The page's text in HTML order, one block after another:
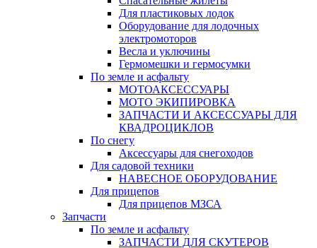
Для пластиковых лодок
Оборудование для лодочных
электромоторов
Весла и уключины
Гермомешки и гермосумки
По земле и асфальту
МОТОАКСЕССУАРЫ
МОТО ЭКИПИРОВКА
ЗАПЧАСТИ И АКСЕССУАРЫ ДЛЯ
КВАДРОЦИКЛОВ
По снегу
Аксессуары для снегоходов
Для садовой техники
НАВЕСНОЕ ОБОРУДОВАНИЕ
Для прицепов
Для прицепов МЗСА
Запчасти
По земле и асфальту
ЗАПЧАСТИ ДЛЯ СКУТЕРОВ